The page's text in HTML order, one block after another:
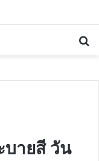
ายสี วัน